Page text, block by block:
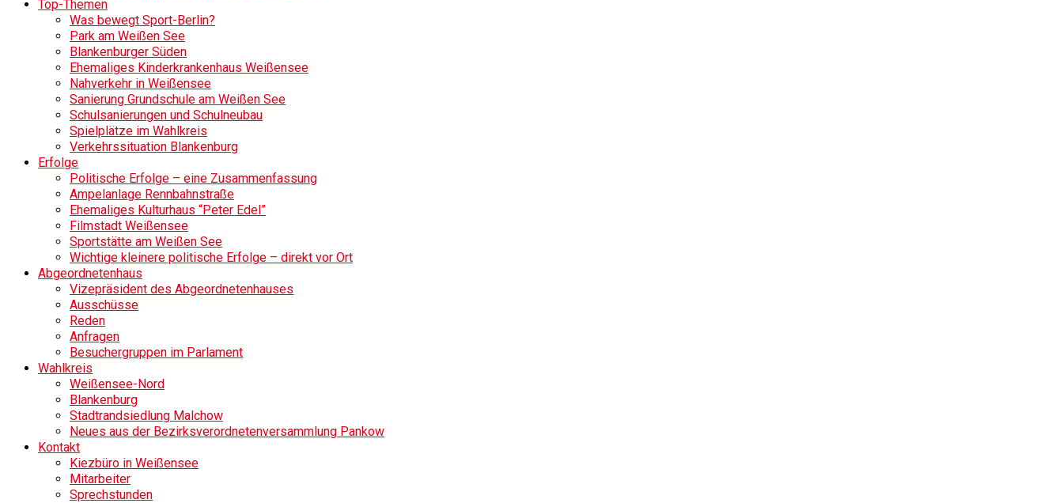
Top-Themen
Was bewegt Sport-Berlin?
Park am Weißen See
Blankenburger Süden
Ehemaliges Kinderkrankenhaus Weißensee
Nahverkehr in Weißensee
Sanierung Grundschule am Weißen See
Schulsanierungen und Schulneubau
Spielplätze im Wahlkreis
Verkehrssituation Blankenburg
Erfolge
Politische Erfolge – eine Zusammenfassung
Ampelanlage Rennbahnstraße
Ehemaliges Kulturhaus “Peter Edel”
Filmstadt Weißensee
Sportstätte am Weißen See
Wichtige kleinere politische Erfolge – direkt vor Ort
Abgeordnetenhaus
Vizepräsident des Abgeordnetenhauses
Ausschüsse
Reden
Anfragen
Besuchergruppen im Parlament
Wahlkreis
Weißensee-Nord
Blankenburg
Stadtrandsiedlung Malchow
Neues aus der Bezirksverordnetenversammlung Pankow
Kontakt
Kiezbüro in Weißensee
Mitarbeiter
Sprechstunden